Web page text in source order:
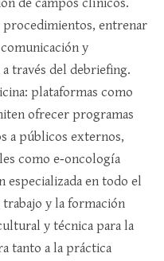
entrenar
y
través del debriefing.​
plataformas como
ofrecer programas
a públicos externos,
como e‑oncología
especializada en todo el
y la formación
y técnica para la
tanto a la práctica